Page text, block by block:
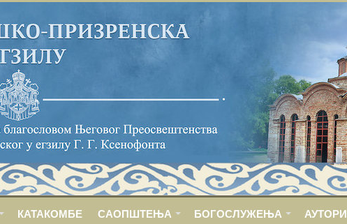
КАТАКОМБЕ САОПШТЕЊА БОГОСЛУЖЕЊА АУТОРИ